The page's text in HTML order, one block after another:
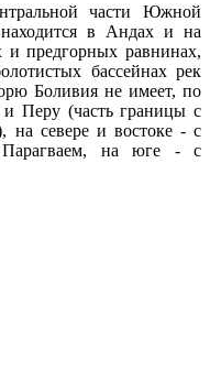
части Южной
в Андах и на
предгорных равнинах,
бассейнах рек
Боливия не имеет, по
Перу (часть границы с
на севере и востоке - с
на юге - с